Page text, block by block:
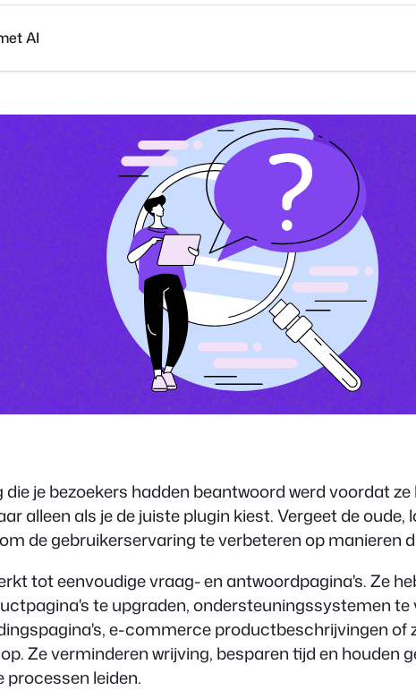
AI
je bezoekers hadden beantwoord werd voordat
alleen als je de juiste plugin kiest. Vergeet de
de gebruikerservaring te verbeteren op manieren
tot eenvoudige vraag- en antwoordpagina's. Ze
te upgraden, ondersteuningssystemen
e-commerce productbeschrijvingen
Ze verminderen wrijving, besparen tijd en
processen leiden.